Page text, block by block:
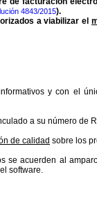
4843/2015).
a viabilizar el
y con el
a su número de
de calidad sobre los
se acuerden al
software.